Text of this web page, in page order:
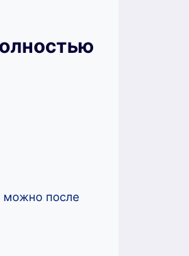
можно после